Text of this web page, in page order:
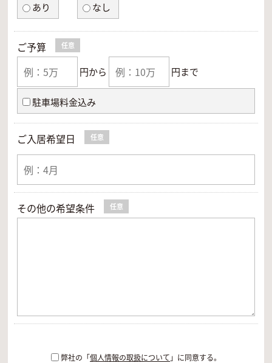
あり なし
ご予算 任意
円から 円まで
駐車場料金込み
ご入居希望日 任意
その他の希望条件 任意
弊社の「個人情報の取扱について 」に同意する。